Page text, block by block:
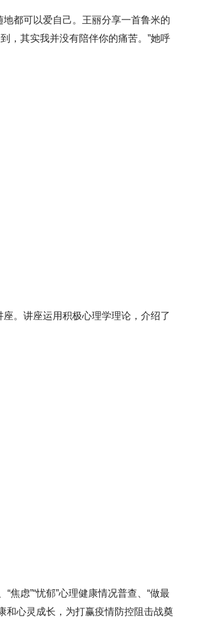
都可以爱自己。王丽分享一首鲁米的
，其实我并没有陪伴你的痛苦。”她呼
。讲座运用积极心理学理论，介绍了
虑”“忧郁”心理健康情况普查、“做最
和心灵成长，为打赢疫情防控阻击战奠